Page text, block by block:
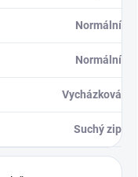
Normální
Normální
Vycházková
Suchý zip